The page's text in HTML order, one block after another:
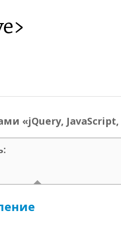
«jQuery, JavaScript,